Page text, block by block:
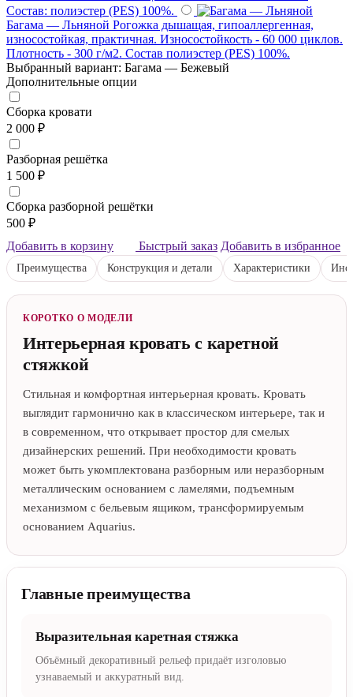
Состав: полиэстер (PES) 100%.
Багама — Льняной Рогожка дышащая, гипоаллергенная,
износостойкая, практичная. Износостойкость - 60 000 циклов.
Плотность - 300 г/м2. Состав полиэстер (PES) 100%.
Выбранный вариант: Багама — Бежевый
Дополнительные опции
Сборка кровати
2 000 ₽
Разборная решётка
1 500 ₽
Сборка разборной решётки
500 ₽
Добавить в корзину
Быстрый заказ Добавить в избранное
Преимущества Конструкция и детали Характеристики
КОРОТКО О МОДЕЛИ
Интерьерная кровать с каретной
стяжкой
Стильная и комфортная интерьерная кровать. Кровать
выглядит гармонично как в классическом интерьере, так и
в современном, что открывает простор для смелых
дизайнерских решений. При необходимости кровать
может быть укомплектована разборным или неразборным
металлическим основанием с ламелями, подъемным
механизмом с бельевым ящиком, трансформируемым
основанием Aquarius.
Главные преимущества
Выразительная каретная стяжка
Объёмный декоративный рельеф придаёт изголовью
узнаваемый и аккуратный вид.